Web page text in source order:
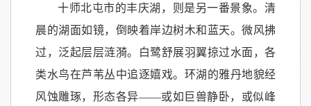
十师北屯市的丰庆湖，则是另一番景象。清
晨的湖面如镜，倒映着岸边树木和蓝天。微风拂
过，泛起层层涟漪。白鹭舒展羽翼掠过水面，各
类水鸟在芦苇丛中追逐嬉戏。环湖的雅丹地貌经
风蚀雕琢，形态各异——或如巨兽静卧，或似峰